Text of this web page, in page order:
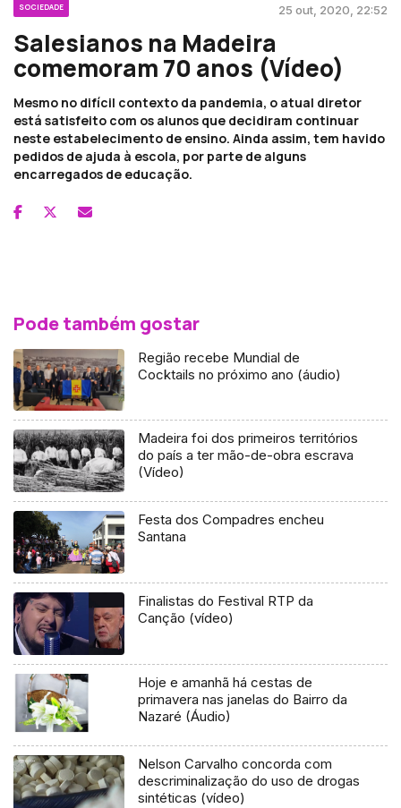
SOCIEDADE 25 out, 2020, 22:52
Salesianos na Madeira
comemoram 70 anos (Vídeo)
Mesmo no difícil contexto da pandemia, o atual diretor
está satisfeito com os alunos que decidiram continuar
neste estabelecimento de ensino. Ainda assim, tem havido
pedidos de ajuda à escola, por parte de alguns
encarregados de educação.
Pode também gostar
Região recebe Mundial de
Cocktails no próximo ano (áudio)
Madeira foi dos primeiros territórios
do país a ter mão-de-obra escrava
(Vídeo)
Festa dos Compadres encheu
Santana
Finalistas do Festival RTP da
Canção (vídeo)
Hoje e amanhã há cestas de
primavera nas janelas do Bairro da
Nazaré (Áudio)
Nelson Carvalho concorda com
descriminalização do uso de drogas
sintéticas (vídeo)